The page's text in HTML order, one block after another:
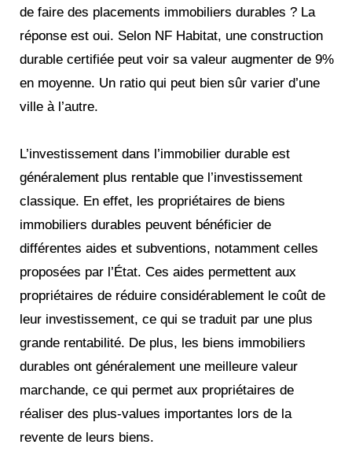
de faire des placements immobiliers durables ? La
réponse est oui. Selon NF Habitat, une construction
durable certifiée peut voir sa valeur augmenter de 9%
en moyenne. Un ratio qui peut bien sûr varier d’une
ville à l’autre.
L’investissement dans l’immobilier durable est
généralement plus rentable que l’investissement
classique. En effet, les propriétaires de biens
immobiliers durables peuvent bénéficier de
différentes aides et subventions, notamment celles
proposées par l’État. Ces aides permettent aux
propriétaires de réduire considérablement le coût de
leur investissement, ce qui se traduit par une plus
grande rentabilité. De plus, les biens immobiliers
durables ont généralement une meilleure valeur
marchande, ce qui permet aux propriétaires de
réaliser des plus-values importantes lors de la
revente de leurs biens.